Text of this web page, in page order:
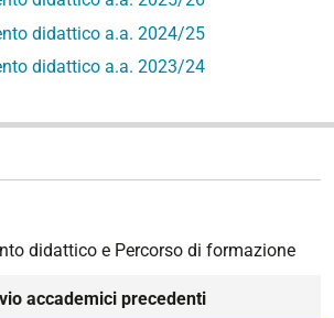
didattico a.a. 2024/25
didattico a.a. 2023/24
didattico e Percorso di formazione
accademici precedenti